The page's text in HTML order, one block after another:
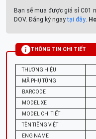
Bạn sẽ mua được giá sỉ C01
DOV. Đăng ký ngaytại đây.
THÔNG TIN CHI TIẾT
THƯƠNG HIỆU
MÃ PHỤ TÙNG
BARCODE
MODEL XE
MODEL CHI TIẾT
TÊN TIẾNG VIỆT
ENG NAME